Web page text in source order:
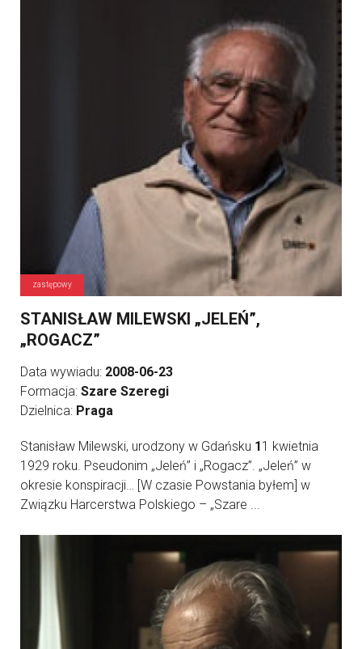
zastępowy
STANISŁAW MILEWSKI „JELEŃ”,
„ROGACZ”
Data wywiadu: 2008-06-23
Formacja: Szare Szeregi
Dzielnica: Praga
Stanisław Milewski, urodzony w Gdańsku 11 kwietnia
1929 roku. Pseudonim „Jeleń” i „Rogacz”. „Jeleń” w
okresie konspiracji… [W czasie Powstania byłem] w
Związku Harcerstwa Polskiego – „Szare ...